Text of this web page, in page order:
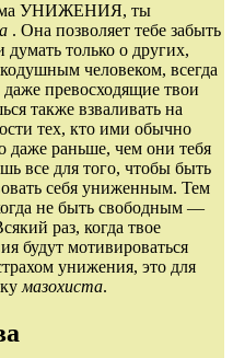
УНИЖЕНИЯ, ты
. Она позволяет тебе забыть
только о других,
человеком, всегда
превосходящие твои
также взваливать на
тех, кто ими обычно
даже раньше, чем они тебя
все для того, чтобы быть
себя униженным. Тем
не быть свободным —
раз, когда твое
будут мотивироваться
унижения, это для
мазохиста.